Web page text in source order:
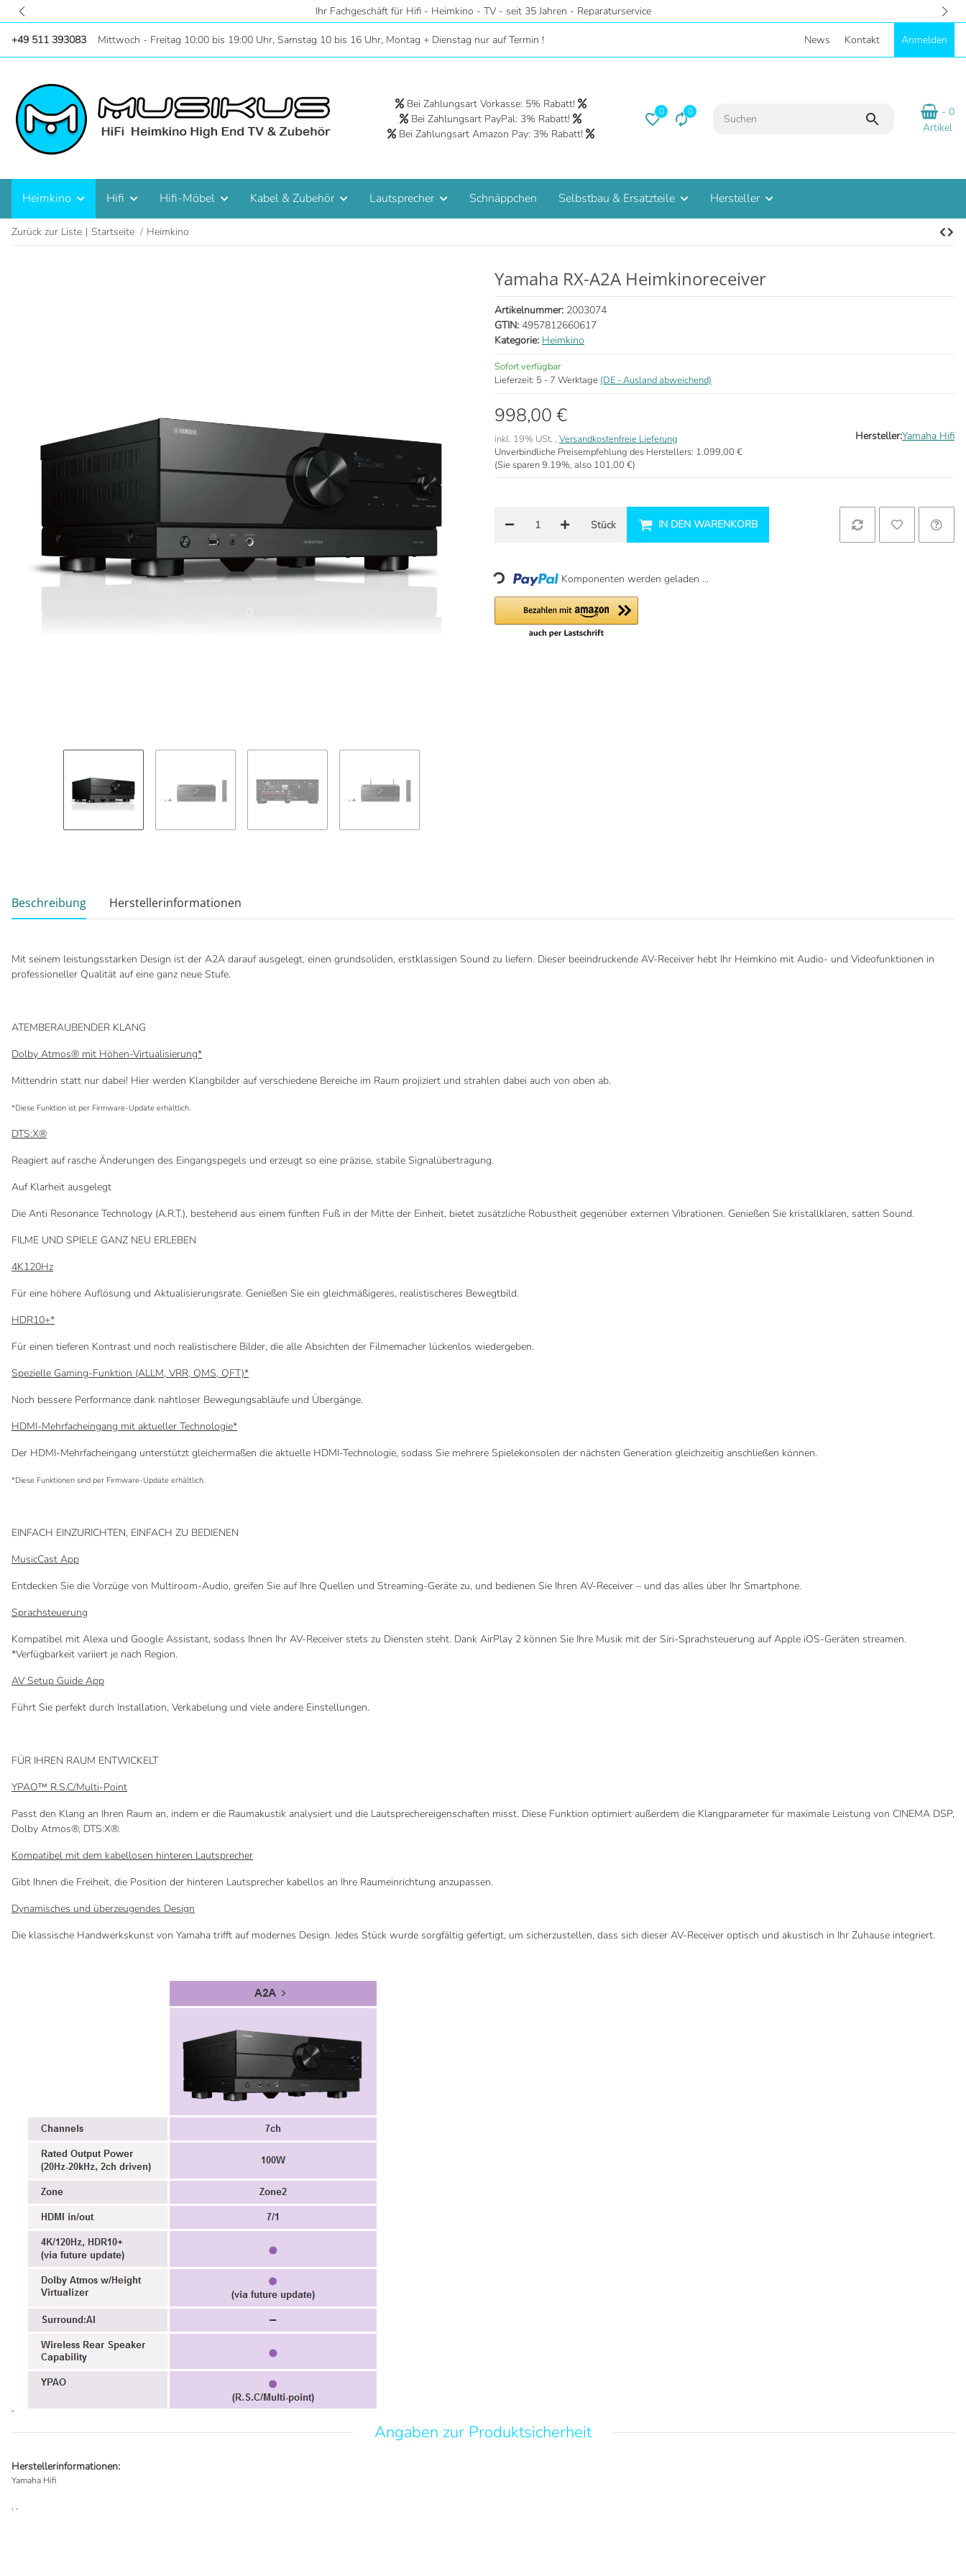
Zentral in Hannover - Riesige Auswahl auf 2 Etagen - Hörstudios in Wohnraumatmosphäre - Eigene Parkplätze
+49 511 393083 Mittwoch - Freitag 10:00 bis 19:00 Uhr, Samstag 10 bis 16 Uhr, Montag + Dienstag nur auf Termin ! News Kontakt Anmelden
Bei Zahlungsart Vorkasse: 5% Rabatt!
Bei Zahlungsart PayPal: 3% Rabatt!
Bei Zahlungsart Amazon Pay: 3% Rabatt!
0 0
- 0
Artikel
Heimkino Hifi Hifi-Möbel Kabel & Zubehör Lautsprecher Schnäppchen Selbstbau & Ersatzteile Hersteller
Zurück zur Liste Startseite Heimkino
Yamaha RX-A2A Heimkinoreceiver
Artikelnummer: 2003074
GTIN: 4957812660617
Kategorie: Heimkino
Sofort verfügbar
Lieferzeit: 5 - 7 Werktage (DE - Ausland abweichend)
998,00 €
inkl. 19% USt. , Versandkostenfreie Lieferung
Unverbindliche Preisempfehlung des Herstellers: 1.099,00 €
(Sie sparen9.19%, also 101,00 €)
Hersteller:Yamaha Hifi
Stück IN DEN WARENKORB
Loading... Komponenten werden geladen ...
weitere Registerkarten anzeigen
Beschreibung Herstellerinformationen
Mit seinem leistungsstarken Design ist der A2A darauf ausgelegt, einen grundsoliden, erstklassigen Sound zu liefern. Dieser beeindruckende AV-Receiver hebt Ihr Heimkino mit Audio- und Videofunktionen in
professioneller Qualität auf eine ganz neue Stufe.
ATEMBERAUBENDER KLANG
Dolby Atmos® mit Höhen-Virtualisierung*
Mittendrin statt nur dabei! Hier werden Klangbilder auf verschiedene Bereiche im Raum projiziert und strahlen dabei auch von oben ab.
*Diese Funktion ist per Firmware-Update erhältlich.
DTS:X®
Reagiert auf rasche Änderungen des Eingangspegels und erzeugt so eine präzise, stabile Signalübertragung.
Auf Klarheit ausgelegt
Die Anti Resonance Technology (A.R.T.), bestehend aus einem fünften Fuß in der Mitte der Einheit, bietet zusätzliche Robustheit gegenüber externen Vibrationen. Genießen Sie kristallklaren, satten Sound.
FILME UND SPIELE GANZ NEU ERLEBEN
4K120Hz
Für eine höhere Auflösung und Aktualisierungsrate. Genießen Sie ein gleichmäßigeres, realistischeres Bewegtbild.
HDR10+*
Für einen tieferen Kontrast und noch realistischere Bilder, die alle Absichten der Filmemacher lückenlos wiedergeben.
Spezielle Gaming-Funktion (ALLM, VRR, QMS, QFT)*
Noch bessere Performance dank nahtloser Bewegungsabläufe und Übergänge.
HDMI-Mehrfacheingang mit aktueller Technologie*
Der HDMI-Mehrfacheingang unterstützt gleichermaßen die aktuelle HDMI-Technologie, sodass Sie mehrere Spielekonsolen der nächsten Generation gleichzeitig anschließen können.
*Diese Funktionen sind per Firmware-Update erhältlich.
EINFACH EINZURICHTEN, EINFACH ZU BEDIENEN
MusicCast App
Entdecken Sie die Vorzüge von Multiroom-Audio, greifen Sie auf Ihre Quellen und Streaming-Geräte zu, und bedienen Sie Ihren AV-Receiver – und das alles über Ihr Smartphone.
Sprachsteuerung
Kompatibel mit Alexa und Google Assistant, sodass Ihnen Ihr AV-Receiver stets zu Diensten steht. Dank AirPlay 2 können Sie Ihre Musik mit der Siri-Sprachsteuerung auf Apple iOS-Geräten streamen.
*Verfügbarkeit variiert je nach Region.
AV Setup Guide App
Führt Sie perfekt durch Installation, Verkabelung und viele andere Einstellungen.
FÜR IHREN RAUM ENTWICKELT
YPAO™ R.S.C/Multi-Point
Passt den Klang an Ihren Raum an, indem er die Raumakustik analysiert und die Lautsprechereigenschaften misst. Diese Funktion optimiert außerdem die Klangparameter für maximale Leistung von CINEMA DSP,
Dolby Atmos®, DTS:X®.
Kompatibel mit dem kabellosen hinteren Lautsprecher
Gibt Ihnen die Freiheit, die Position der hinteren Lautsprecher kabellos an Ihre Raumeinrichtung anzupassen.
Dynamisches und überzeugendes Design
Die klassische Handwerkskunst von Yamaha trifft auf modernes Design. Jedes Stück wurde sorgfältig gefertigt, um sicherzustellen, dass sich dieser AV-Receiver optisch und akustisch in Ihr Zuhause integriert.
Angaben zur Produktsicherheit
Herstellerinformationen:
Yamaha Hifi
, ,